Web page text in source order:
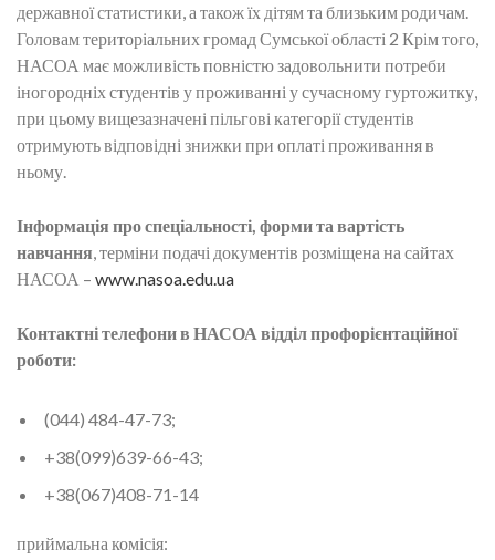
державної статистики, а також їх дітям та близьким родичам.
Головам територіальних громад Сумської області 2 Крім того,
НАСОА має можливість повністю задовольнити потреби
іногородніх студентів у проживанні у сучасному гуртожитку,
при цьому вищезазначені пільгові категорії студентів
отримують відповідні знижки при оплаті проживання в
ньому.
Інформація про спеціальності, форми та вартість
навчання, терміни подачі документів розміщена на сайтах
НАСОА – www.nasoa.edu.ua
Контактні телефони в НАСОА відділ профорієнтаційної
роботи:
(044) 484-47-73;
+38(099)639-66-43;
+38(067)408-71-14
приймальна комісія: